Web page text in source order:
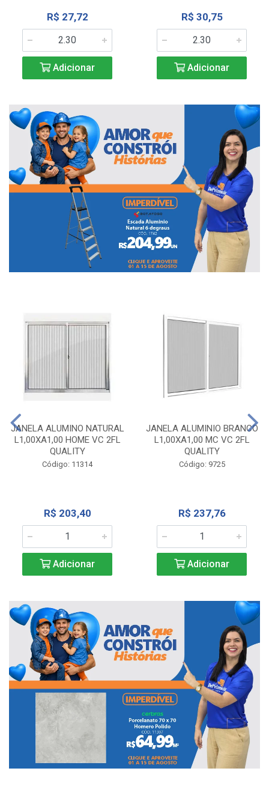
R$ 27,72
Adicionar
R$ 30,75
Adicionar
JANELA ALUMINO NATURAL
L1,00XA1,00 HOME VC 2FL
QUALITY
Código: 11314
R$ 203,40
Adicionar
JANELA ALUMINIO BRANCO
L1,00XA1,00 MC VC 2FL
QUALITY
Código: 9725
R$ 237,76
Adicionar